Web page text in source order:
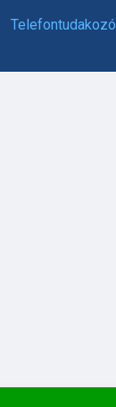
Telefontudakozó